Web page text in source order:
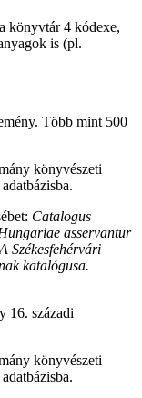
könyvtár 4 kódexe,
is (pl.
Több mint 500
könyvészeti
Catalogus
asservantur
A Székesfehérvári
katalógusa.
16. századi
könyvészeti